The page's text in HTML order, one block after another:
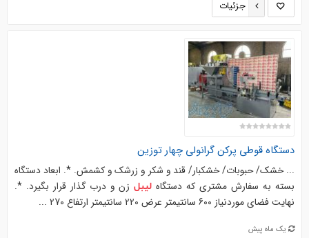
جزئیات
دستگاه قوطی پرکن گرانولی چهار توزین
... خشک/ حبوبات/ خشکبار/ قند و شکر و زرشک و کشمش. *. ابعاد دستگاه
بسته به سفارش مشتری که دستگاه لیبلزن و درب گذار قرار بگیرد. *.
نهایت فضای موردنیاز 600 سانتیمتر عرض 220 سانتیمتر ارتفاع 270 ...
یک ماه پیش